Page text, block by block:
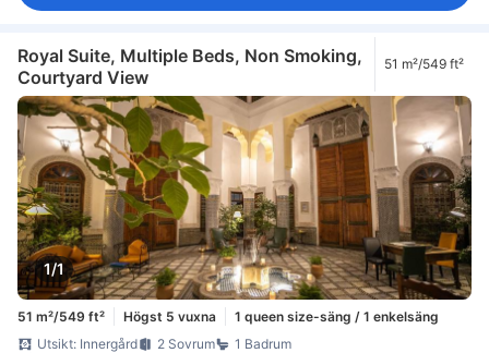
Royal Suite, Multiple Beds, Non Smoking,
Courtyard View
51 m²/549 ft²
1/1
51 m²/549 ft² Högst 5 vuxna
1 queen size-säng / 1 enkelsäng
Utsikt: Innergård
2 Sovrum
1 Badrum